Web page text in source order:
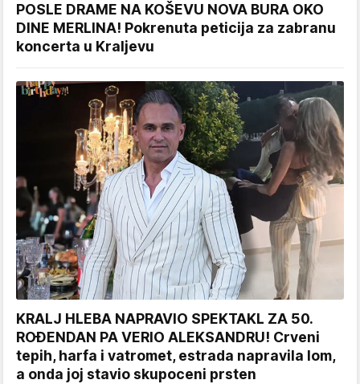
POSLE DRAME NA KOŠEVU NOVA BURA OKO
DINE MERLINA! Pokrenuta peticija za zabranu
koncerta u Kraljevu
KRALJ HLEBA NAPRAVIO SPEKTAKL ZA 50.
ROĐENDAN PA VERIO ALEKSANDRU! Crveni
tepih, harfa i vatromet, estrada napravila lom,
a onda joj stavio skupoceni prsten